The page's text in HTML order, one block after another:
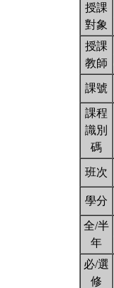
授課
對象
授課
教師
課號
課程
識別
碼
班次
學分
全/半
年
必/選
修